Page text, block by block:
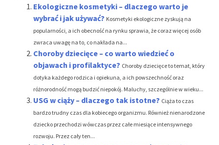
Ekologiczne kosmetyki – dlaczego warto je
wybrać i jak używać? Kosmetyki ekologiczne zyskują na
popularności, a ich obecność na rynku sprawia, że coraz więcej osób
zwraca uwagę na to, co nakłada na...
Choroby dziecięce – co warto wiedzieć o
objawach i profilaktyce? Choroby dziecięce to temat, który
dotyka każdego rodzica i opiekuna, a ich powszechność oraz
różnorodność mogą budzić niepokój. Maluchy, szczególnie w wieku...
USG w ciąży – dlaczego tak istotne? Ciąża to czas
bardzo trudny czas dla kobiecego organizmu. Również nienarodzone
dziecko przechodzi wówczas przez całe miesiące intensywnego
rozwoju. Przez cały ten...